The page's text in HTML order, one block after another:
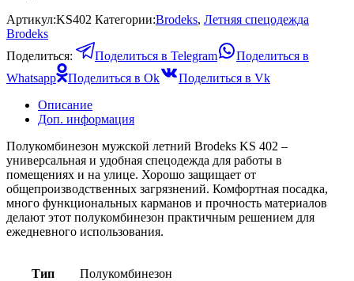
Артикул:KS402 Категории:Brodeks, Летняя спецодежда
Brodeks
Поделиться:
Поделиться в Telegram
Поделиться в
Whatsapp
Поделиться в Ok
Поделиться в Vk
Описание
Доп. информация
Полукомбинезон мужской летний Brodeks KS 402 –
универсальная и удобная спецодежда для работы в
помещениях и на улице. Хорошо защищает от
общепроизводственных загрязнений. Комфортная посадка,
много функциональных карманов и прочность материалов
делают этот полукомбинезон практичным решением для
ежедневного использования.
Тип Полукомбинезон